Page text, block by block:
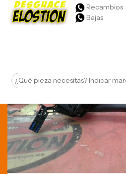
Recambios
Bajas